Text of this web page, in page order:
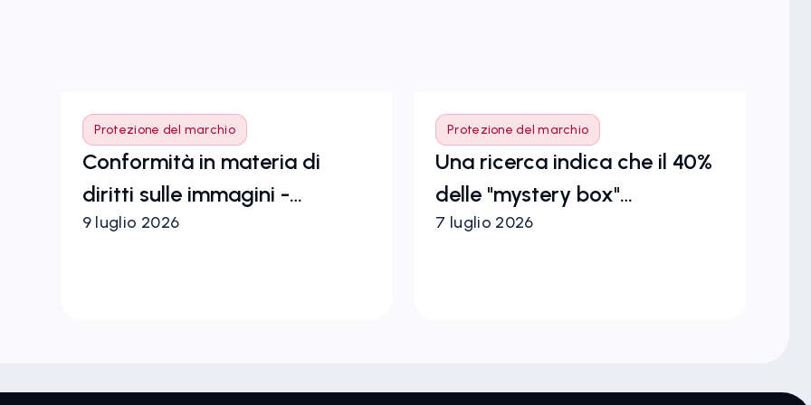
Protezione del marchio
Conformità in materia di
diritti sulle immagini -
Realizzato con Zeal 2.0
9 luglio 2026
Protezione del marchio
Una ricerca indica che il 40%
delle "mystery box"
contenenti maglie da calcio è
7 luglio 2026